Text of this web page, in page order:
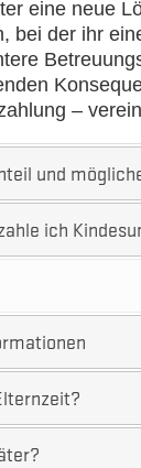
eine neue
bei der ihr
–
und
ich